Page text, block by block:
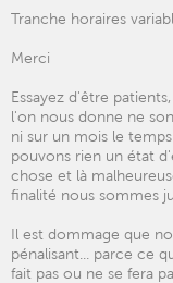
Tranche horaires
Merci
Essayez d'être
l'on nous donne ne
ni sur un mois le
pouvons rien un état
chose et là
finalité nous sommes
Il est dommage que
pénalisant... parce ce
fait pas ou ne se fera